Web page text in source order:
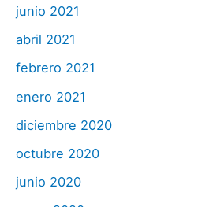
junio 2021
abril 2021
febrero 2021
enero 2021
diciembre 2020
octubre 2020
junio 2020